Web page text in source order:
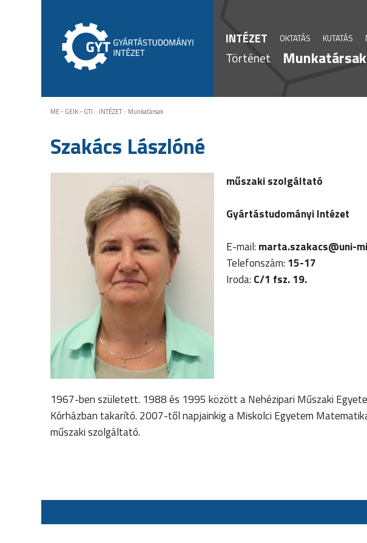
INTÉZET OKTATÁS KUTATÁS
Történet Munkatársak
ME - GEIK - GTI :: INTÉZET:: Munkatársak
Szakács Lászlóné
műszaki szolgáltató
Gyártástudományi Intézet
E-mail: marta.szakacs@uni-
Telefonszám: 15-17
Iroda: C/1 fsz. 19.
1967-ben született. 1988 és 1995 között a Nehézipari Műszaki
Kórházban takarító. 2007-től napjainkig a Miskolci Egyetem
műszaki szolgáltató.